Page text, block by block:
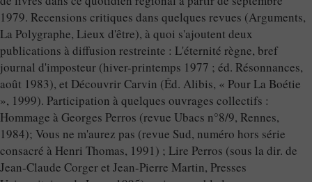
1979. Recensions critiques dans quelques revues (Arguments,
La Polygraphe, Lieux d'être), à quoi s'ajoutent deux
publications à diffusion restreinte : L'éternité règne, bref
journal d'imposteur (hiver-printemps 1977 ; éd. Résonnances,
août 1983), et Découvrir Carvin (Éd. Alibis, « Pour La Boétie
», 1999). Participation à quelques ouvrages collectifs :
Hommage à Georges Perros (revue Ubacs n°8/9, Rennes,
1984); Vous ne m'aurez pas (revue Sud, numéro hors série
consacré à Henri Thomas, 1991) ; Lire Perros (sous la dir. de
Jean-Claude Corger et Jean-Pierre Martin, Presses